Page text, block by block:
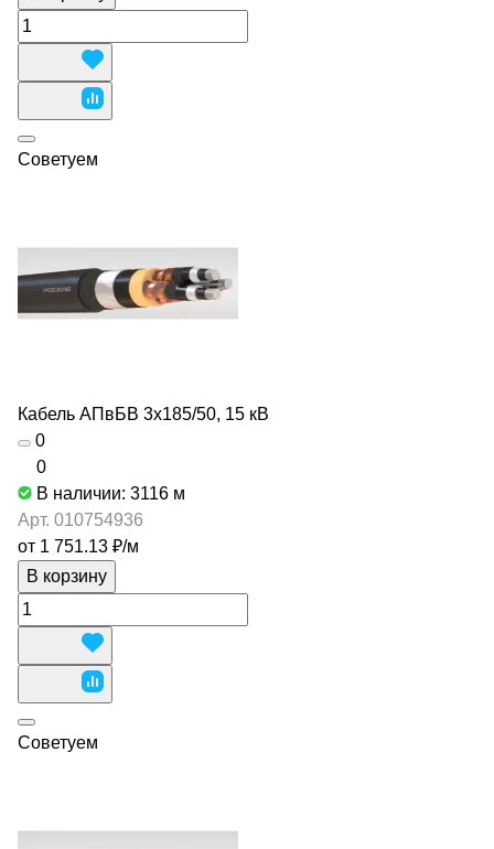
Советуем
Кабель АПвБВ 3х185/50, 15 кВ
0
0
В наличии: 3116 м
Арт. 010754936
от 1 751.13 ₽/м
В корзину
Советуем